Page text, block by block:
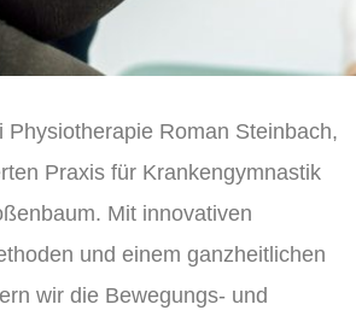
Physiotherapie Roman Steinbach,
Praxis für Krankengymnastik
Mit innovativen
und einem ganzheitlichen
wir die Bewegungs- und